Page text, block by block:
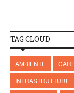
TAG CLOUD
AMBIENTE
INFRASTRUTTURE